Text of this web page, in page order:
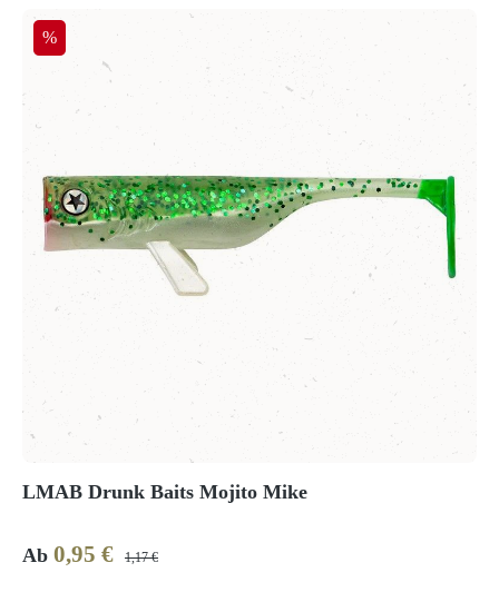
Rabatt
%
LMAB Drunk Baits Mojito Mike
Verkaufspreis:
Ab 0,95 € Regulärer Preis:
1,17 €